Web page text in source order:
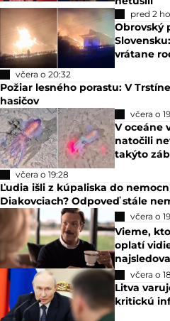
pred 2
Obrovský
vrátane
včera o 20:32
Požiar lesného porastu: V
hasičov
včera o
V oceáne
natočili
takýto
včera o 19:28
Ľudia išli z kúpaliska do
Diakovciach? Odpoveď stále
včera o
Vieme,
oplatí
včera o
Litva
kritickú